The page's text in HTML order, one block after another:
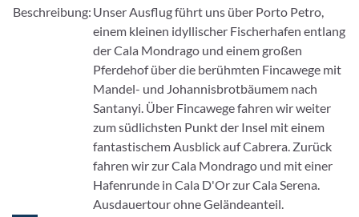
Beschreibung: Unser Ausflug führt uns über Porto Petro,
einem kleinen idyllischer Fischerhafen entlang
der Cala Mondrago und einem großen
Pferdehof über die berühmten Fincawege mit
Mandel- und Johannisbrotbäumem nach
Santanyi. Über Fincawege fahren wir weiter
zum südlichsten Punkt der Insel mit einem
fantastischem Ausblick auf Cabrera. Zurück
fahren wir zur Cala Mondrago und mit einer
Hafenrunde in Cala D'Or zur Cala Serena.
Ausdauertour ohne Geländeanteil.